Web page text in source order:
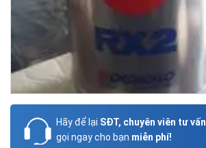
Hãy để lại SĐT, chuyên viên tư vấn
gọi ngay cho bạn miễn phí!